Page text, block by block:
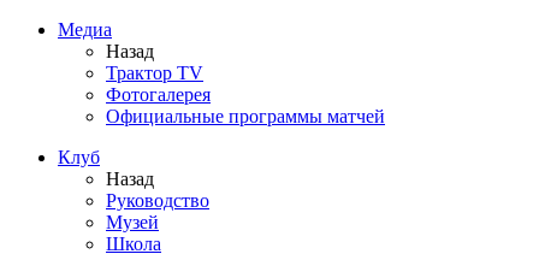
Медиа
Назад
Трактор TV
Фотогалерея
Официальные программы матчей
Клуб
Назад
Руководство
Музей
Школа